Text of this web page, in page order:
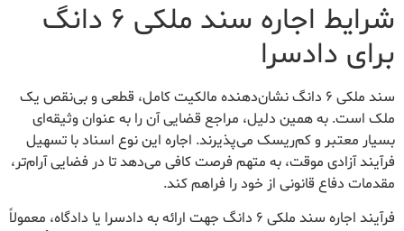
شرایط اجاره سند ملکی ۶ دانگ
برای دادسرا
سند ملکی ۶ دانگ نشان‌دهنده مالکیت کامل، قطعی و بی‌نقص یک
ملک است. به همین دلیل، مراجع قضایی آن را به عنوان وثیقه‌ای
بسیار معتبر و کم‌ریسک می‌پذیرند. اجاره این نوع اسناد با تسهیل
فرآیند آزادی موقت، به متهم فرصت کافی می‌دهد تا در فضایی آرام‌تر،
مقدمات دفاع قانونی از خود را فراهم کند.
فرآیند اجاره سند ملکی ۶ دانگ جهت ارائه به دادسرا یا دادگاه، معمولاً